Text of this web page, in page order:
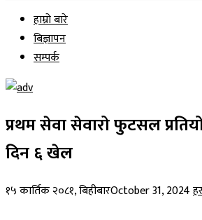
हाम्रो बारे
बिज्ञापन
सम्पर्क
प्रथम सेवा सेवारो फुटसल
दिन ६ खेल
१५ कार्तिक २०८१, बिहीबारOctober 31, 2024